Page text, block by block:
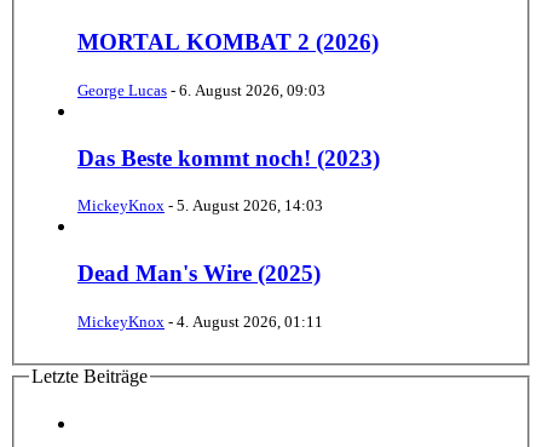
MORTAL KOMBAT 2 (2026)
George Lucas - 6. August 2026, 09:03
Das Beste kommt noch! (2023)
MickeyKnox - 5. August 2026, 14:03
Dead Man's Wire (2025)
MickeyKnox - 4. August 2026, 01:11
Letzte Beiträge